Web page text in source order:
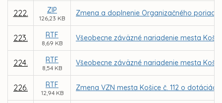
222. ZIP
126,23 KB
Zmena a doplnenie Organizačného
223. RTF
8,69 KB
Všeobecne záväzné nariadenie mesta
224. RTF
8,54 KB
Všeobecne záväzné nariadenie mesta
226. RTF
12,94 KB
Zmena VZN mesta Košice č. 112 o